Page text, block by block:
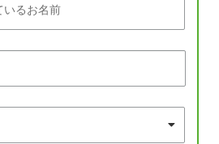
いるお名前